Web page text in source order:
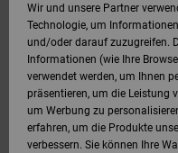
KINDER
SKATE
Wir und unsere Partner
Technologie, um
und/oder darauf zuzugreifen.
Informationen (wie Ihre
verwendet werden, um Ihnen
präsentieren, um die Leistung
um Werbung zu
erfahren, um die Produkte
verbessern. Sie können Ihre